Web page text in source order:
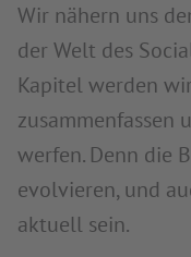
Wir nähern uns
der Welt des
Kapitel werden
zusammenfassen
werfen. Denn die
evolvieren, und
aktuell sein.